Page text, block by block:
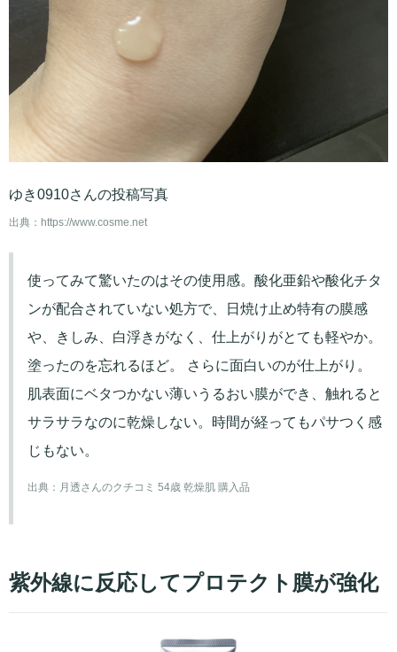
ゆき0910さんの投稿写真
出典： https://www.cosme.net
使ってみて驚いたのはその使用感。酸化亜鉛や酸化チタ
ンが配合されていない処方で、日焼け止め特有の膜感
や、きしみ、白浮きがなく、仕上がりがとても軽やか。
塗ったのを忘れるほど。 さらに面白いのが仕上がり。
肌表面にベタつかない薄いうるおい膜ができ、触れると
サラサラなのに乾燥しない。時間が経ってもパサつく感
じもない。
出典： 月透さんのクチコミ 54歳 乾燥肌 購入品
紫外線に反応してプロテクト膜が強化